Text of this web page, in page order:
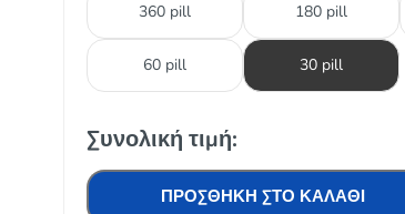
360 pill 180 pill
60 pill 30 pill
Συνολική τιμή:
ΠΡΟΣΘΉΚΗ ΣΤΟ ΚΑΛΆΘΙ